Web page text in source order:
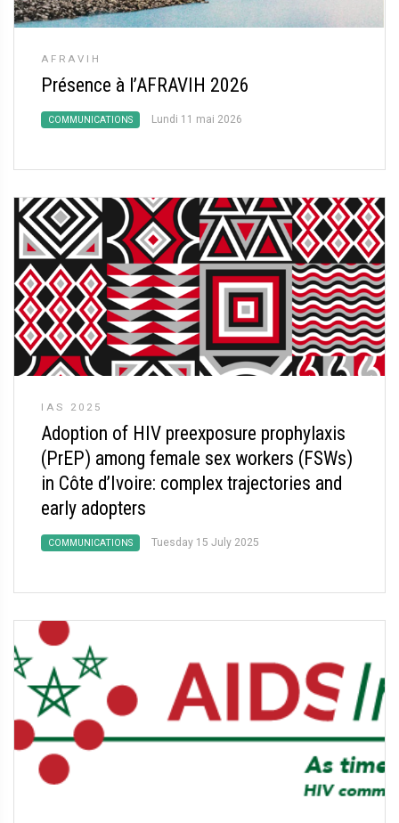
AFRAVIH
Présence à l’AFRAVIH 2026
COMMUNICATIONS Lundi 11 mai 2026
IAS 2025
Adoption of HIV preexposure prophylaxis
(PrEP) among female sex workers (FSWs)
in Côte d’Ivoire: complex trajectories and
early adopters
COMMUNICATIONS Tuesday 15 July 2025